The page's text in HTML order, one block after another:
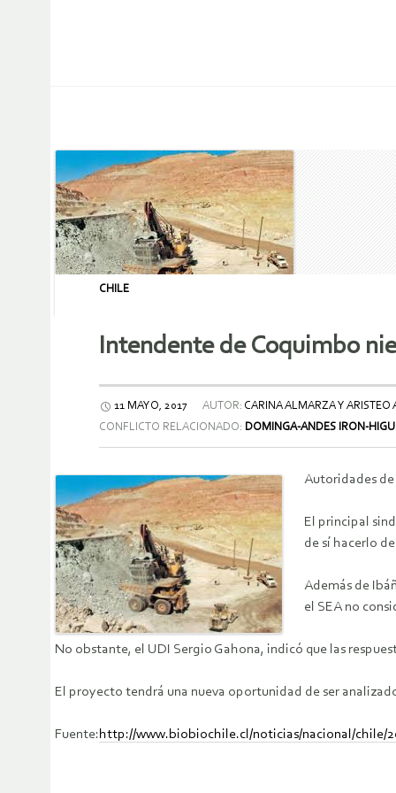
CHILE
Intendente de Coquimbo
11 MAYO, 2017 AUTOR: CARINA ALMARZA Y ARISTEO
CONFLICTO RELACIONADO: DOMINGA-ANDES IRON-
Autoridades
El principal
de sí hacerlo
Además de
el SEA no
No obstante, el UDI Sergio Gahona, indicó que las
El proyecto tendrá una nueva oportunidad de ser
Fuente:http://www.biobiochile.cl/noticias/nacional/chile/